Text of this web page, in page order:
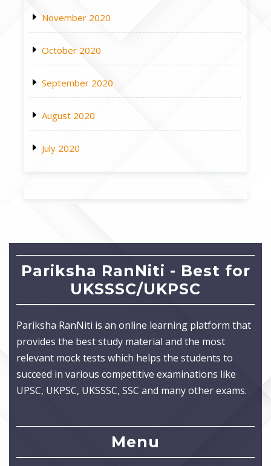
November 2020
October 2020
September 2020
August 2020
July 2020
Pariksha RanNiti - Best for
UKSSSC/UKPSC
Pariksha RanNiti is an online learning platform that
provides the best study material and the most
relevant mock tests which helps the students to
succeed in various competitive examinations like
UPSC, UKPSC, UKSSSC, SSC and many other exams.
Menu